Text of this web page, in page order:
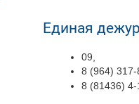
Единая
09,
8 (964) 317-
8 (81436) 4-